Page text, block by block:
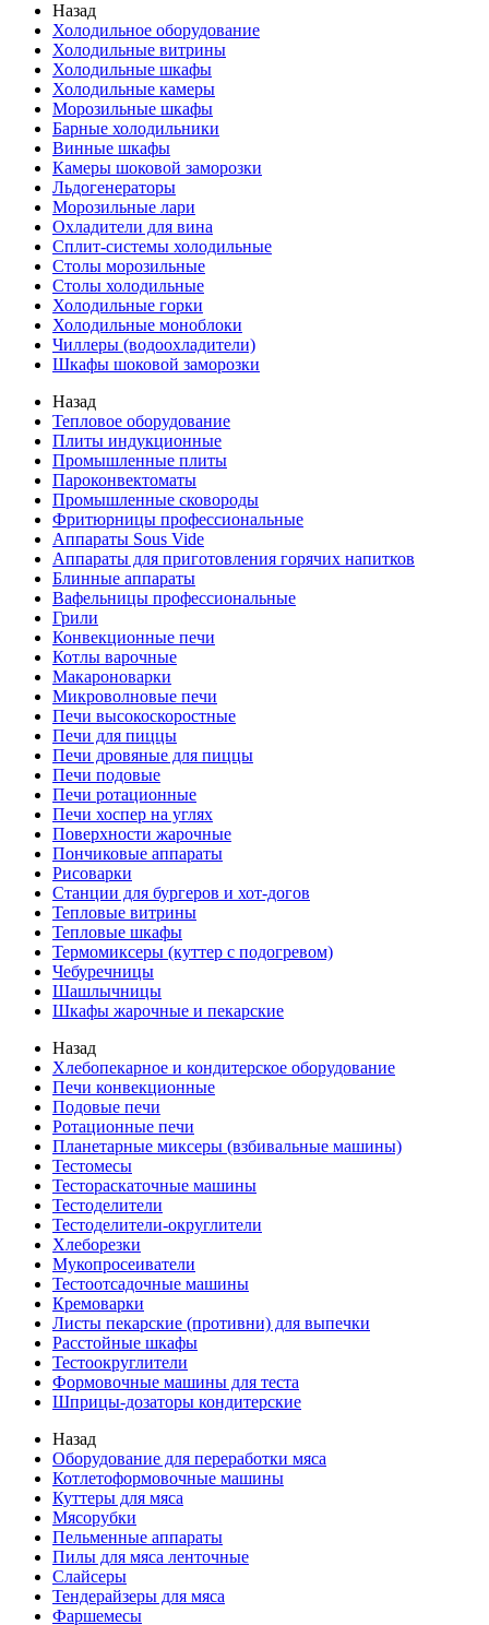
Назад
Холодильное оборудование
Холодильные витрины
Холодильные шкафы
Холодильные камеры
Морозильные шкафы
Барные холодильники
Винные шкафы
Камеры шоковой заморозки
Льдогенераторы
Морозильные лари
Охладители для вина
Сплит-системы холодильные
Столы морозильные
Столы холодильные
Холодильные горки
Холодильные моноблоки
Чиллеры (водоохладители)
Шкафы шоковой заморозки
Назад
Тепловое оборудование
Плиты индукционные
Промышленные плиты
Пароконвектоматы
Промышленные сковороды
Фритюрницы профессиональные
Аппараты Sous Vide
Аппараты для приготовления горячих напитков
Блинные аппараты
Вафельницы профессиональные
Грили
Конвекционные печи
Котлы варочные
Макароноварки
Микроволновые печи
Печи высокоскоростные
Печи для пиццы
Печи дровяные для пиццы
Печи подовые
Печи ротационные
Печи хоспер на углях
Поверхности жарочные
Пончиковые аппараты
Рисоварки
Станции для бургеров и хот-догов
Тепловые витрины
Тепловые шкафы
Термомиксеры (куттер с подогревом)
Чебуречницы
Шашлычницы
Шкафы жарочные и пекарские
Назад
Хлебопекарное и кондитерское оборудование
Печи конвекционные
Подовые печи
Ротационные печи
Планетарные миксеры (взбивальные машины)
Тестомесы
Тестораскаточные машины
Тестоделители
Тестоделители-округлители
Хлеборезки
Мукопросеиватели
Тестоотсадочные машины
Кремоварки
Листы пекарские (противни) для выпечки
Расстойные шкафы
Тестоокруглители
Формовочные машины для теста
Шприцы-дозаторы кондитерские
Назад
Оборудование для переработки мяса
Котлетоформовочные машины
Куттеры для мяса
Мясорубки
Пельменные аппараты
Пилы для мяса ленточные
Слайсеры
Тендерайзеры для мяса
Фаршемесы